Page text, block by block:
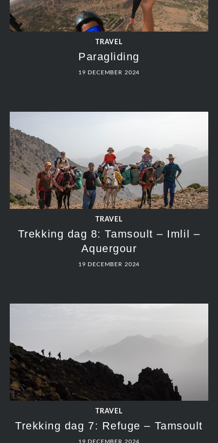
TRAVEL
Paragliding
19 DECEMBER 2024
TRAVEL
Trekking dag 8: Tamsoult – Imlil –
Aquergour
19 DECEMBER 2024
TRAVEL
Trekking dag 7: Refuge – Tamsoult
19 DECEMBER 2024